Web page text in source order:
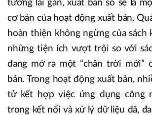
tương lai gần, xuất bản số sẽ là
cơ bản của hoạt động xuất bản.
hoàn thiện không ngừng của sách
những tiện ích vượt trội so với
đang mở ra một “chân trời mới”
bản. Trong hoạt động xuất bản,
tử kết hợp việc ứng dụng công
trong kết nối và xử lý dữ liệu đã,